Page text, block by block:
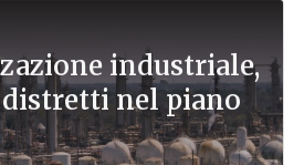
industriale,
nel piano